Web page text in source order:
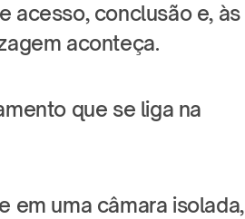
acesso, conclusão e, às
aconteça.
que se liga na
em uma câmara isolada,